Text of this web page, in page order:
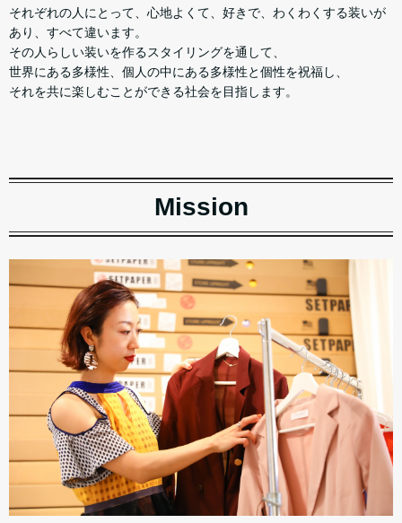
それぞれの人にとって、心地よくて、好きで、わくわくする装いが
あり、すべて違います。
その人らしい装いを作るスタイリングを通して、
世界にある多様性、個人の中にある多様性と個性を祝福し、
それを共に楽しむことができる社会を目指します。
Mission